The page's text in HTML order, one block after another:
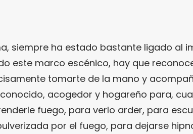
siempre ha estado bastante ligado al
este marco escénico, hay que
tomarte de la mano y
acogedor y hogareño para,
fuego, para verlo arder, para
por el fuego, para dejarse